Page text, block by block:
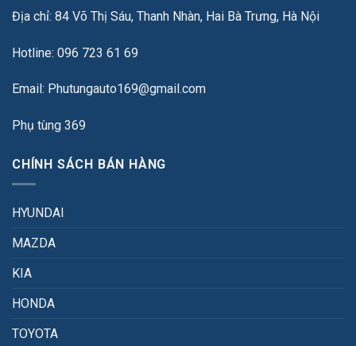
Địa chỉ: 84 Võ Thị Sáu, Thanh Nhàn, Hai Bà Trưng, Hà Nội
Hotline: 096 723 61 69
Email: Phutungauto169@gmail.com
Phụ tùng 369
CHÍNH SÁCH BÁN HÀNG
HYUNDAI
MAZDA
KIA
HONDA
TOYOTA